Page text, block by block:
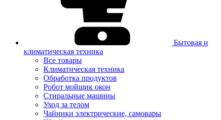
Бытовая и
климатическая техника
Все товары
Климатическая техника
Обработка продуктов
Робот мойщик окон
Стиральные машины
Уход за телом
Чайники электрические, самовары